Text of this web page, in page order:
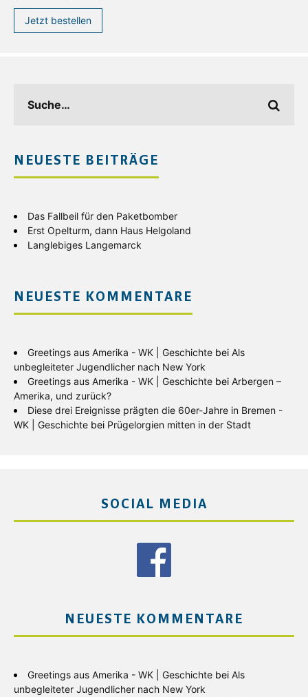
Jetzt bestellen
NEUESTE BEITRÄGE
Das Fallbeil für den Paketbomber
Erst Opelturm, dann Haus Helgoland
Langlebiges Langemarck
NEUESTE KOMMENTARE
Greetings aus Amerika - WK | Geschichte bei Als
unbegleiteter Jugendlicher nach New York
Greetings aus Amerika - WK | Geschichte bei Arbergen –
Amerika, und zurück?
Diese drei Ereignisse prägten die 60er-Jahre in Bremen -
WK | Geschichte bei Prügelorgien mitten in der Stadt
SOCIAL MEDIA
NEUESTE KOMMENTARE
Greetings aus Amerika - WK | Geschichte bei Als
unbegleiteter Jugendlicher nach New York